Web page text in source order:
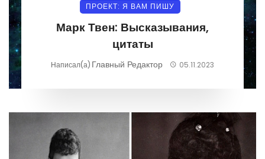
ПРОЕКТ: Я ВАМ ПИШУ
Марк Твен: Высказывания,
цитаты
Написал(а) Главный Редактор 05.11.2023